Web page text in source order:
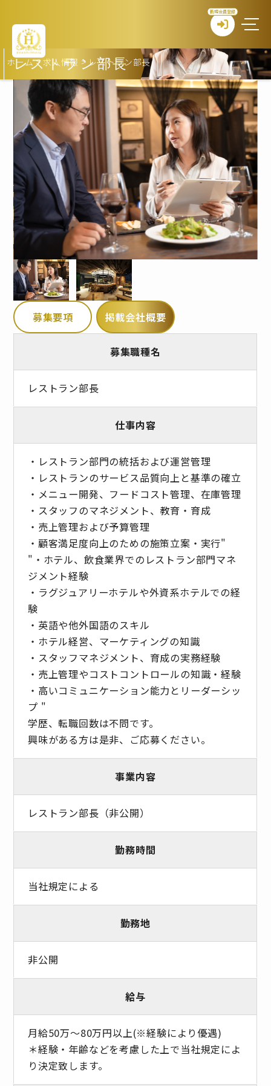
新規会員登録
レストラン部長
ホーム>求人情報 >レストラン部長
募集要項 掲載会社概要
募集職種名
レストラン部長
仕事内容
・レストラン部門の統括および運営管理
・レストランのサービス品質向上と基準の確立
・メニュー開発、フードコスト管理、在庫管理
・スタッフのマネジメント、教育・育成
・売上管理および予算管理
・顧客満足度向上のための施策立案・実行"
"・ホテル、飲食業界でのレストラン部門マネ
ジメント経験
・ラグジュアリーホテルや外資系ホテルでの経
験
・英語や他外国語のスキル
・ホテル経営、マーケティングの知識
・スタッフマネジメント、育成の実務経験
・売上管理やコストコントロールの知識・経験
・高いコミュニケーション能力とリーダーシッ
プ "
学歴、転職回数は不問です。
興味がある方は是非、ご応募ください。
事業内容
レストラン部長（非公開）
勤務時間
当社規定による
勤務地
非公開
給与
月給50万～80万円以上(※経験により優遇)
＊経験・年齢などを考慮した上で当社規定によ
り決定致します。